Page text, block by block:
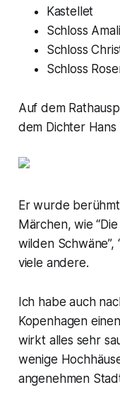
Kastellet
Schloss
Schloss
Schloss
Auf dem
dem Dichter
Er wurde
Märchen, wie
wilden Schwäne”,
viele andere.
Ich habe auch
Kopenhagen
wirkt alles sehr
wenige
angenehmen